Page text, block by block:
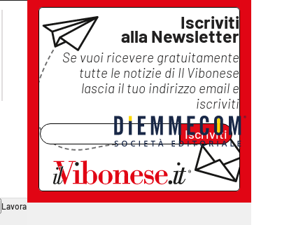
Iscriviti
alla Newsletter
Se vuoi ricevere gratuitamente
tutte le notizie di Il Vibonese
lascia il tuo indirizzo email e
iscriviti
Iscriviti
lacplay.it
lactv.it
laconair.it
lacitymag.it
lacapitalenews.it
ilreggino.it
cosenzachannel.it
catanzarochannel.it
Lavora con noi